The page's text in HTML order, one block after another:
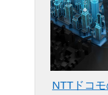
NTTドコ